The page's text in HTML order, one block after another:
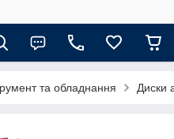
та обладнання Диски